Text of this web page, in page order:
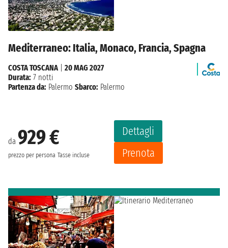
Mediterraneo: Italia, Monaco, Francia, Spagna
da 929 €
prezzo per persona Tasse incluse
Dettagli
Prenota
COSTA TOSCANA| 20 MAG 2027
Durata: 7 notti
Partenza da: Palermo Sbarco: Palermo